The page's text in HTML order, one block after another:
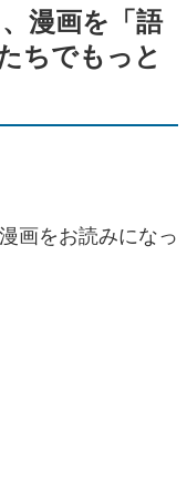
漫画を「語
ちでもっと
画をお読みになっ